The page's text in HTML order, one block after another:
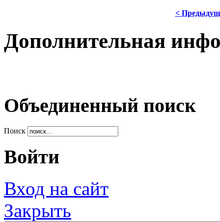
<
Дополнительная
Объединенный поиск
Поиск
Войти
Вход на сайт
Закрыть